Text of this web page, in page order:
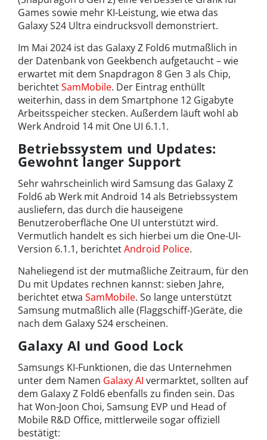
Games sowie mehr KI-Leistung, wie etwa das
Galaxy S24 Ultra eindrucksvoll demonstriert.
Im Mai 2024 ist das Galaxy Z Fold6 mutmaßlich in
der Datenbank von Geekbench aufgetaucht – wie
erwartet mit dem Snapdragon 8 Gen 3 als Chip,
berichtetSamMobile. Der Eintrag enthüllt
weiterhin, dass in dem Smartphone 12 Gigabyte
Arbeitsspeicher stecken. Außerdem läuft wohl ab
Werk Android 14 mit One UI 6.1.1.
Betriebssystem und Updates:
Gewohnt langer Support
Sehr wahrscheinlich wird Samsung das Galaxy Z
Fold6 ab Werk mit Android 14 als Betriebssystem
ausliefern, das durch die hauseigene
Benutzeroberfläche One UI unterstützt wird.
Vermutlich handelt es sich hierbei um die One-UI-
Version 6.1.1, berichtetAndroid Police.
Naheliegend ist der mutmaßliche Zeitraum, für den
Du mit Updates rechnen kannst: sieben Jahre,
berichtet etwa SamMobile. So lange unterstützt
Samsung mutmaßlich alle (Flaggschiff-)Geräte, die
nach dem Galaxy S24 erscheinen.
Galaxy AI und Good Lock
Samsungs KI-Funktionen, die das Unternehmen
unter dem Namen Galaxy AI vermarktet, sollten auf
dem Galaxy Z Fold6 ebenfalls zu finden sein. Das
hat Won-Joon Choi, Samsung EVP und Head of
Mobile R&D Office, mittlerweile sogar offiziell
bestätigt: